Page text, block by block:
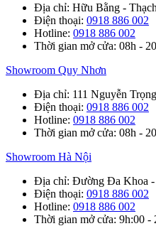
Địa chỉ: Hữu Bằng -
Điện thoại: 0918 886 002
Hotline: 0918 886 002
Thời gian mở cửa: 08h -
Showroom Quy Nhơn
Địa chỉ: 111 Nguyễn
Điện thoại: 0918 886 002
Hotline: 0918 886 002
Thời gian mở cửa: 08h -
Showroom Hà Nội
Địa chỉ: Đường Đa Khoa -
Điện thoại: 0918 886 002
Hotline: 0918 886 002
Thời gian mở cửa: 9h:00 -